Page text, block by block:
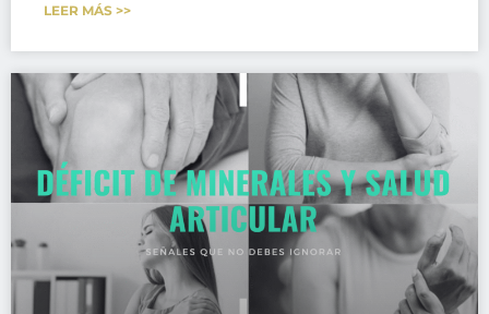
LEER MÁS >>